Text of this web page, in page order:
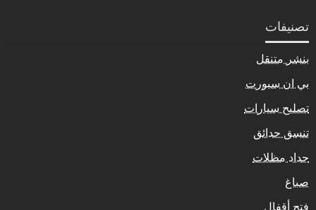
تصنيفات
بنشر متنقل
بي ان سبورت
تصليح سيارات
تنسق حدائق
حداد مظلات
صباغ
فتح أقفال